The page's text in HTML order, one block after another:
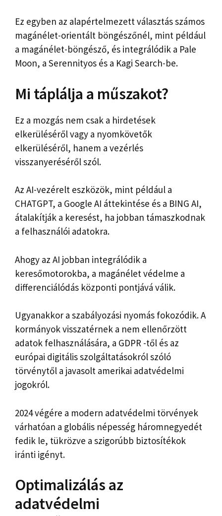
Ez egyben az alapértelmezett választás számos
magánélet-orientált böngészőnél, mint például
a magánélet-böngésző, és integrálódik a Pale
Moon, a Serennityos és a Kagi Search-be.
Mi táplálja a műszakot?
Ez a mozgás nem csak a hirdetések
elkerüléséről vagy a nyomkövetők
elkerüléséről, hanem a vezérlés
visszanyeréséről szól.
Az AI-vezérelt eszközök, mint például a
CHATGPT, a Google AI áttekintése és a BING AI,
átalakítják a keresést, ha jobban támaszkodnak
a felhasználói adatokra.
Ahogy az AI jobban integrálódik a
keresőmotorokba, a magánélet védelme a
differenciálódás központi pontjává válik.
Ugyanakkor a szabályozási nyomás fokozódik. A
kormányok visszatérnek a nem ellenőrzött
adatok felhasználására, a GDPR -től és az
európai digitális szolgáltatásokról szóló
törvénytől a javasolt amerikai adatvédelmi
jogokról.
2024 végére a modern adatvédelmi törvények
várhatóan a globális népesség háromnegyedét
fedik le, tükrözve a szigorúbb biztosítékok
iránti igényt.
Optimalizálás az
adatvédelmi